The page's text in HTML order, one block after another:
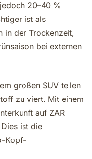
20–40 %
ist als
in der Trockenzeit,
bei externen
großen SUV teilen
zu viert. Mit einem
auf ZAR
ist die
Kopf-